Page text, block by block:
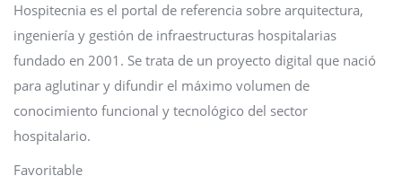
Hospitecnia es el portal de referencia sobre arquitectura,
ingeniería y gestión de infraestructuras hospitalarias
fundado en 2001. Se trata de un proyecto digital que nació
para aglutinar y difundir el máximo volumen de
conocimiento funcional y tecnológico del sector
hospitalario.
Favoritable